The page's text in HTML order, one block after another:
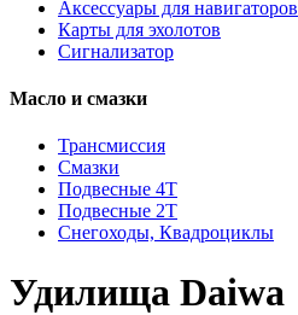
Аксессуары для навигаторов
Карты для эхолотов
Сигнализатор
Масло и смазки
Трансмиссия
Смазки
Подвесные 4Т
Подвесные 2Т
Снегоходы, Квадроциклы
Удилища Daiwa